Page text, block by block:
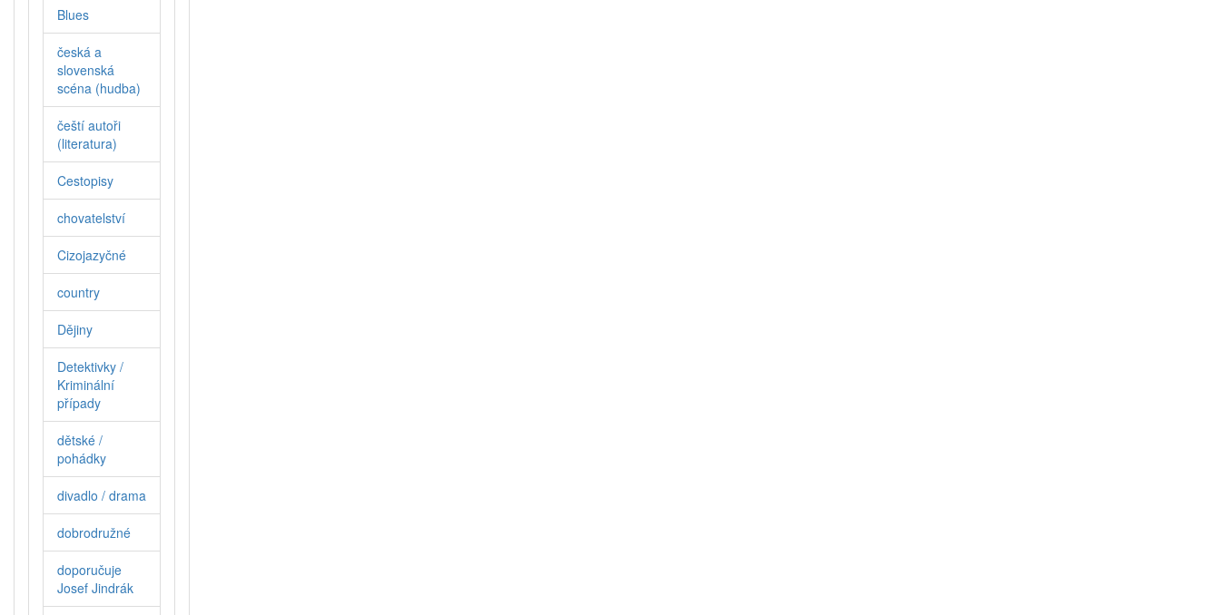
Blues
česká a
slovenská
scéna (hudba)
čeští autoři
(literatura)
Cestopisy
chovatelství
Cizojazyčné
country
Dějiny
Detektivky /
Kriminální
případy
dětské /
pohádky
divadlo / drama
dobrodružné
doporučuje
Josef Jindrák